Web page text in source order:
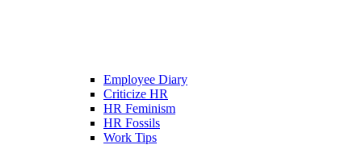
Employee Diary
Criticize HR
HR Feminism
HR Fossils
Work Tips